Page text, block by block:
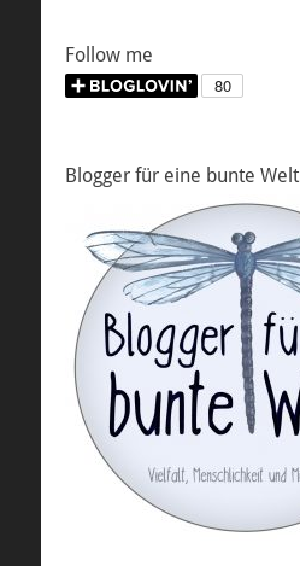
Follow me
Blogger für eine bunte Welt